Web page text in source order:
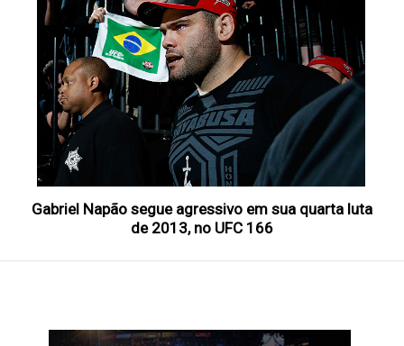
Gabriel Napão segue agressivo em sua quarta luta
de 2013, no UFC 166